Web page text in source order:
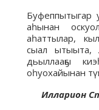
Буфеппытыгар
аһынан
аһаттылар,
сыал ытыыта,
дьыллааҕы
оһуохайынан
Илларион